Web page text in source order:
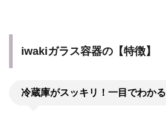
iwakiガラス容器の【特徴】
冷蔵庫がスッキリ！一目でわかる